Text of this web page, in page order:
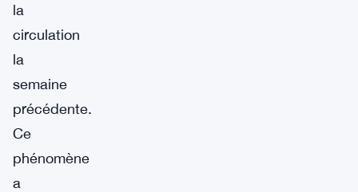
la
circulation
la
semaine
précédente.
Ce
phénomène
a